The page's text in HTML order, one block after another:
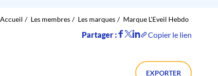
Accueil Les membres Les marques Marque L'Eveil Hebdo
Partager : Copier le lien
EXPORTER